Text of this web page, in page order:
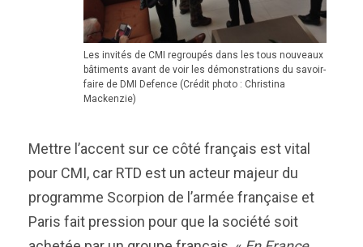
Les invités de CMI regroupés dans les tous nouveaux
bâtiments avant de voir les démonstrations du savoir-
faire de DMI Defence (Crédit photo : Christina
Mackenzie)
Mettre l’accent sur ce côté français est vital
pour CMI, car RTD est un acteur majeur du
programme Scorpion de l’armée française et
Paris fait pression pour que la société soit